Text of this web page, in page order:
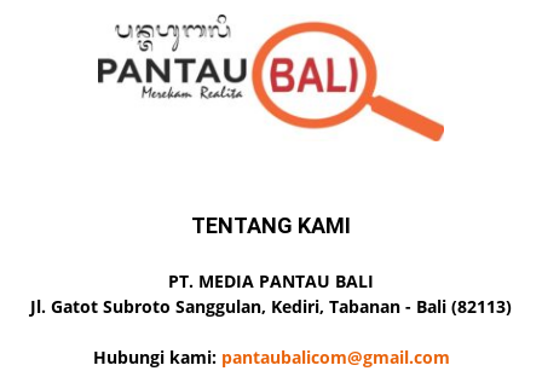
TENTANG KAMI
PT. MEDIA PANTAU BALI
Jl. Gatot Subroto Sanggulan, Kediri, Tabanan - Bali (82113)
Hubungi kami: pantaubalicom@gmail.com